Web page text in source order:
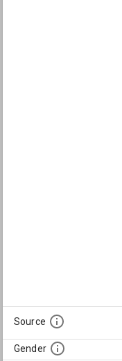
Source
Gender